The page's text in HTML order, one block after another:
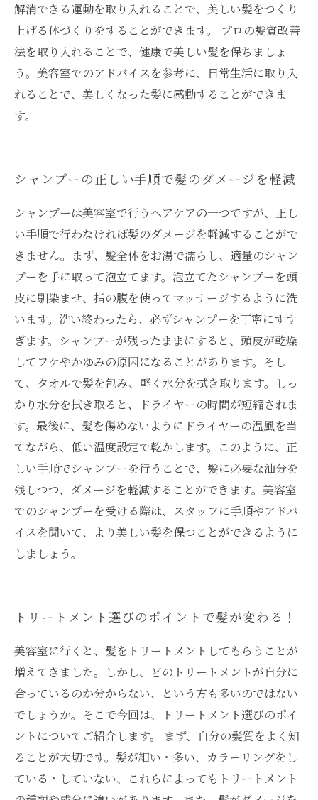
解消できる運動を取り入れることで、美しい髪をつくり
上げる体づくりをすることができます。 プロの髪質改善
法を取り入れることで、健康で美しい髪を保ちましょ
う。美容室でのアドバイスを参考に、日常生活に取り入
れることで、美しくなった髪に感動することができま
す。
シャンプーの正しい手順で髪のダメージを軽減
シャンプーは美容室で行うヘアケアの一つですが、正し
い手順で行わなければ髪のダメージを軽減することがで
きません。まず、髪全体をお湯で濡らし、適量のシャン
プーを手に取って泡立てます。泡立てたシャンプーを頭
皮に馴染ませ、指の腹を使ってマッサージするように洗
います。洗い終わったら、必ずシャンプーを丁寧にすす
ぎます。シャンプーが残ったままにすると、頭皮が乾燥
してフケやかゆみの原因になることがあります。そし
て、タオルで髪を包み、軽く水分を拭き取ります。しっ
かり水分を拭き取ると、ドライヤーの時間が短縮されま
す。最後に、髪を傷めないようにドライヤーの温風を当
てながら、低い温度設定で乾かします。このように、正
しい手順でシャンプーを行うことで、髪に必要な油分を
残しつつ、ダメージを軽減することができます。美容室
でのシャンプーを受ける際は、スタッフに手順やアドバ
イスを聞いて、より美しい髪を保つことができるように
しましょう。
トリートメント選びのポイントで髪が変わる！
美容室に行くと、髪をトリートメントしてもらうことが
増えてきました。しかし、どのトリートメントが自分に
合っているのか分からない、という方も多いのではない
でしょうか。そこで今回は、トリートメント選びのポイ
ントについてご紹介します。 まず、自分の髪質をよく知
ることが大切です。髪が細い・多い、カラーリングをし
ている・していない、これらによってもトリートメント